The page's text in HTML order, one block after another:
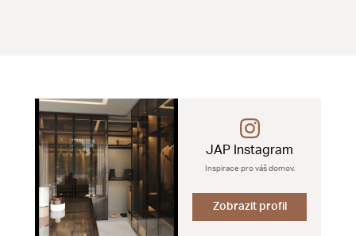
JAP Instagram
Inspirace pro váš domov.
Zobrazit profil